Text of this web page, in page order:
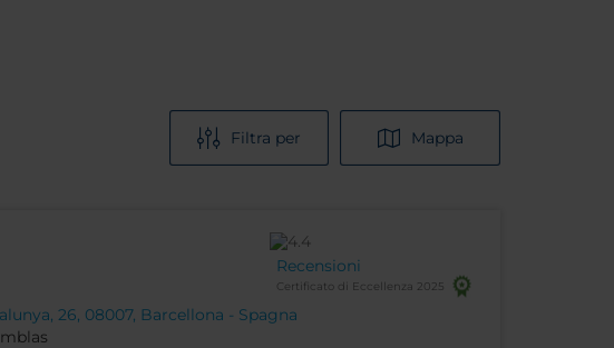
Filtra per Mappa
26, 08007, Barcellona - Spagna
Recensioni
Certificato di Eccellenza 2025